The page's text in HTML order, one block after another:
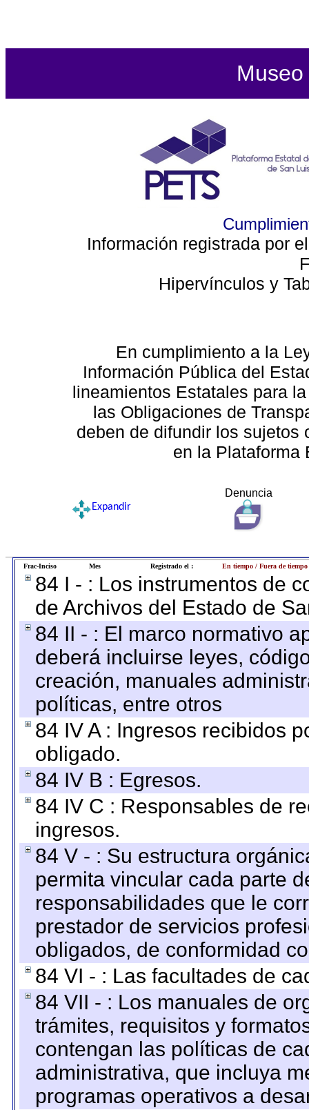
Información registrada por
Hipervínculos y
En cumplimiento a la
Información Pública del
lineamientos Estatales para
las Obligaciones de
deben de difundir los sujetos
en la Plataforma
Denuncia
Expandir
Frac-Inciso Mes Registrado el : En tiempo / Fuera de tiempo
84 I - : Los instrumentos de
de Archivos del Estado de
84 II - : El marco normativo
deberá incluirse leyes,
creación, manuales
políticas, entre otros
84 IV A : Ingresos recibidos
obligado.
84 IV B : Egresos.
84 IV C : Responsables de
ingresos.
84 V - : Su estructura
permita vincular cada parte
responsabilidades que le
prestador de servicios
obligados, de conformidad
84 VI - : Las facultades de
84 VII - : Los manuales de
trámites, requisitos y
contengan las políticas de
administrativa, que incluya
programas operativos a